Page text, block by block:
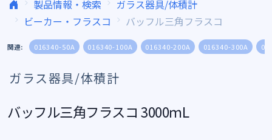
製品情報・検索
ガラス器具/体積計
ビーカー・フラスコ
バッフル三角フラスコ
関連: 016340-50A 016340-100A 016340-200A 016340-300A
ガラス器具/体積計
バッフル三角フラスコ 3000ｍL